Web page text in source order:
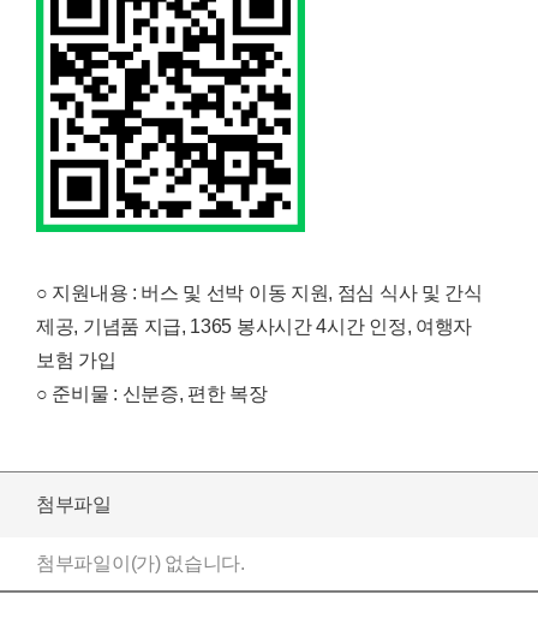
○ 지원내용 : 버스 및 선박 이동 지원, 점심 식사 및 간식
제공, 기념품 지급, 1365 봉사시간 4시간 인정, 여행자
보험 가입
○ 준비물 : 신분증, 편한 복장
첨부파일
첨부파일이(가) 없습니다.